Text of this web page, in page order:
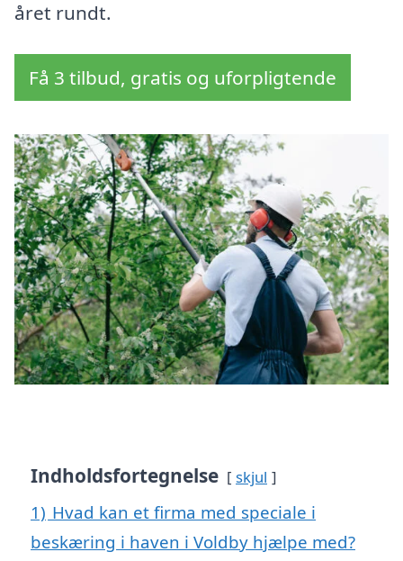
året rundt.
Få 3 tilbud, gratis og uforpligtende
Indholdsfortegnelse skjul
1) Hvad kan et firma med speciale i
beskæring i haven i Voldby hjælpe med?